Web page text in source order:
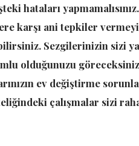
hataları
karşı ani tepkiler
Sezgilerinizin sizi
olduğunuzu
ev değiştirme
çalışmalar sizi